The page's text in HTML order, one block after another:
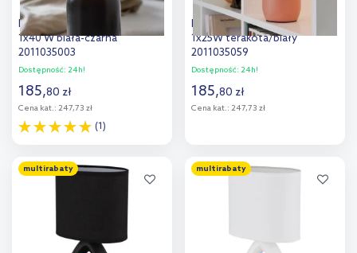
Nordlux Notti lampa stołowa
1x40 W biała-czarna
2011035003
Dostępność: 24h!
185,80 zł
Cena kat.: 247,73 zł
(1)
Dodaj do
Nordlux Notti lampa stołowa
1x25W terakota/biały
2011035059
Dostępność: 24h!
185,80 zł
Cena kat.: 247,73 zł
Dodaj do
multirabaty multirabaty